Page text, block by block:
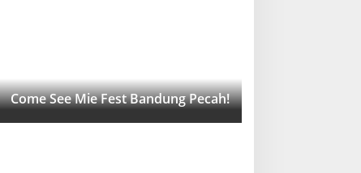
Come See Mie Fest Bandung Pecah!